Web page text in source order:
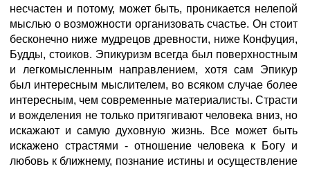
несчастен и потому, может быть, проникается нелепой
мыслью о возможности организовать счастье. Он стоит
бесконечно ниже мудрецов древности, ниже Конфуция,
Будды, стоиков. Эпикуризм всегда был поверхностным
и легкомысленным направлением, хотя сам Эпикур
был интересным мыслителем, во всяком случае более
интересным, чем современные материалисты. Страсти
и вожделения не только притягивают человека вниз, но
искажают и самую духовную жизнь. Все может быть
искажено страстями - отношение человека к Богу и
любовь к ближнему, познание истины и осуществление